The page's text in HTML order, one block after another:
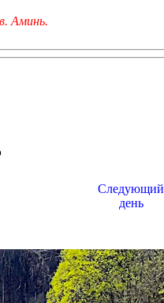
Аминь.
Следующий
день